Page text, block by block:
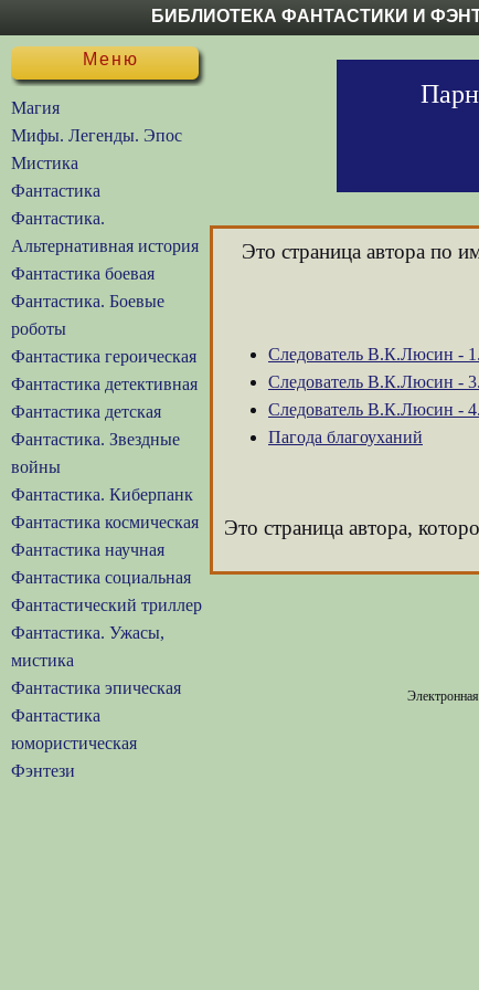
БИБЛИОТЕКА ФАНТАСТИКИ И
Меню
Магия
Мифы. Легенды. Эпос
Мистика
Фантастика
Фантастика.
Альтернативная история
Фантастика боевая
Фантастика. Боевые
роботы
Фантастика героическая
Фантастика детективная
Фантастика детская
Фантастика. Звездные
войны
Фантастика. Киберпанк
Фантастика космическая
Фантастика научная
Фантастика социальная
Фантастический триллер
Фантастика. Ужасы,
мистика
Фантастика эпическая
Фантастика
юмористическая
Фэнтези
Это страница автора по
Следователь В.К.Люсин -
Следователь В.К.Люсин -
Следователь В.К.Люсин -
Пагода благоуханий
Это страница автора,